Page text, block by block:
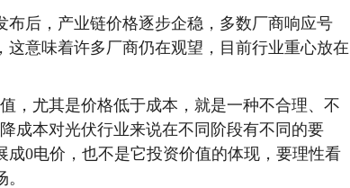
后，产业链价格逐步企稳，多数厂商响应号
意味着许多厂商仍在观望，目前行业重心放在
尤其是价格低于成本，就是一种不合理、不
成本对光伏行业来说在不同阶段有不同的要
0电价，也不是它投资价值的体现，要理性看